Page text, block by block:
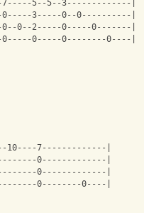
5--5--3-------------|
3-----0--0----------|
0--2-----0-----0-------|
0-----0--------0----|
10----7-------------|
0-------------|
0-------------|
0--------0----|